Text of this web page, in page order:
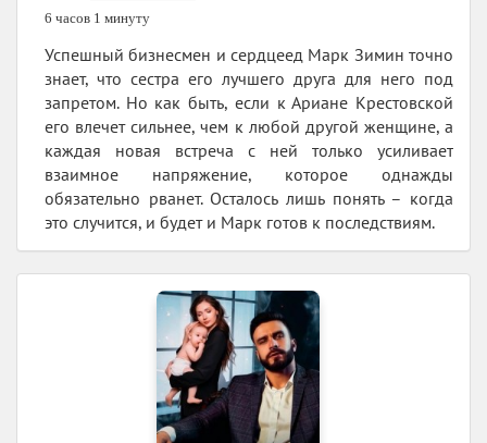
6 часов 1 минуту
Успешный бизнесмен и сердцеед Марк Зимин точно
знает, что сестра его лучшего друга для него под
запретом. Но как быть, если к Ариане Крестовской
его влечет сильнее, чем к любой другой женщине, а
каждая новая встреча с ней только усиливает
взаимное напряжение, которое однажды
обязательно рванет. Осталось лишь понять – когда
это случится, и будет и Марк готов к последствиям.